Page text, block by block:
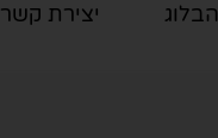
הבלוג יצירת קשר